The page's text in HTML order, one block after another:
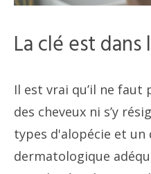
La clé est
Il est vrai qu’il ne faut
des cheveux ni s’y
types d'alopécie et un
dermatologique